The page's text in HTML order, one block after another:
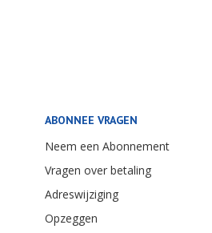
ABONNEE VRAGEN
Neem een Abonnement
Vragen over betaling
Adreswijziging
Opzeggen